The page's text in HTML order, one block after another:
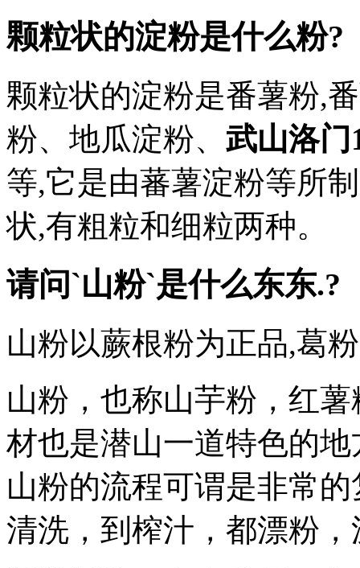
颗粒状的淀粉是什么粉?
颗粒状的淀粉是番薯粉,
粉、地瓜淀粉、 武山洛门
等,它是由蕃薯淀粉等所
状,有粗粒和细粒两种。
请问`山粉`是什么东东.?
山粉以蕨根粉为正品,葛
山粉，也称山芋粉，红
材也是潜山一道特色的
山粉的流程可谓是非常
清洗，到榨汁，都漂粉